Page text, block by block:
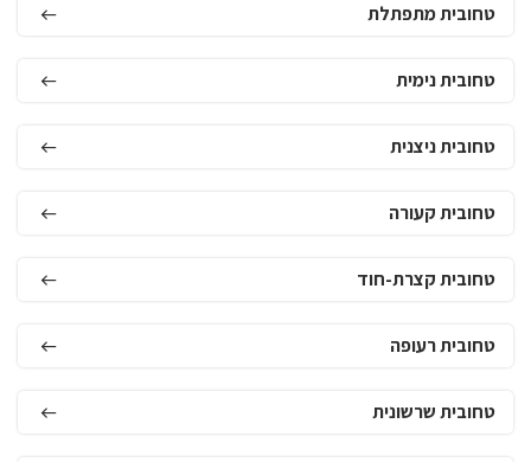
טחובית מתפתלת
טחובית נימית
טחובית ניצנית
טחובית קעורה
טחובית קצרת-חוד
טחובית רעופה
טחובית שרשונית